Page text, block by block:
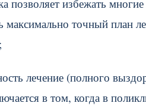
позволяет избежать
точный план
лечение (полного
в том, когда в